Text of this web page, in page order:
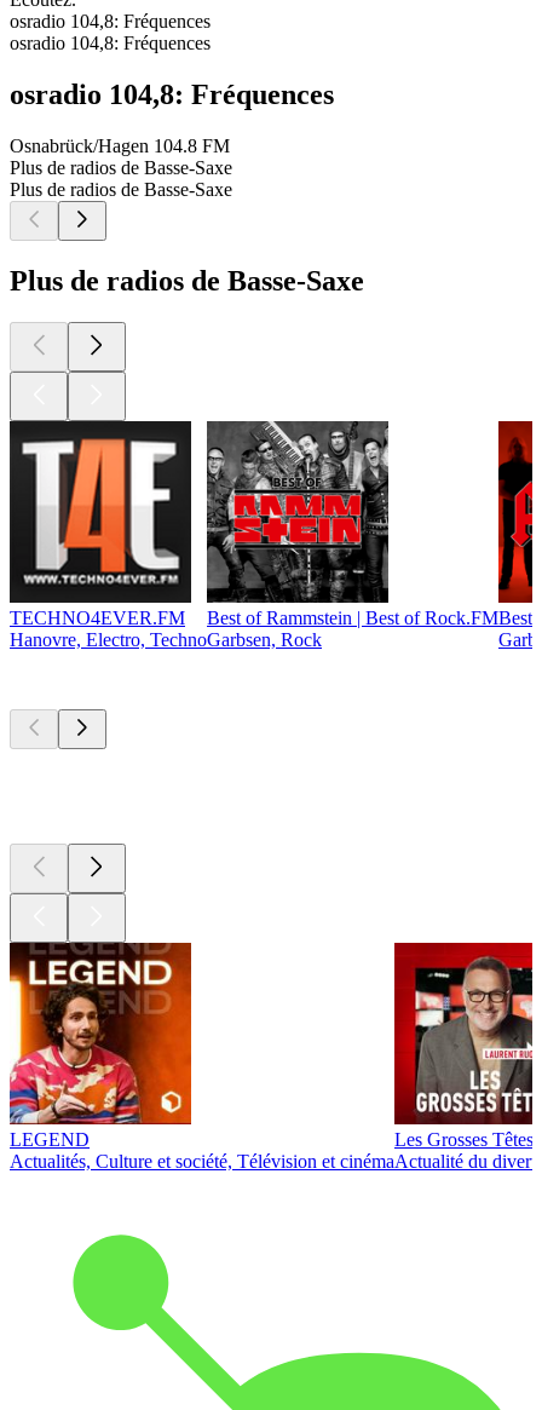
osradio 104,8: Fréquences
osradio 104,8: Fréquences
osradio 104,8: Fréquences
Osnabrück/Hagen 104.8 FM
Plus de radios de Basse-Saxe
Plus de radios de Basse-Saxe
Plus de radios de Basse-Saxe
TECHNO4EVER.FM
Hanovre, Electro, Techno
Best of Rammstein | Best of Rock.FM
Garbsen, Rock
Best
LEGEND
Actualités, Culture et société, Télévision et cinéma
Les Grosses Têtes
Actualité du